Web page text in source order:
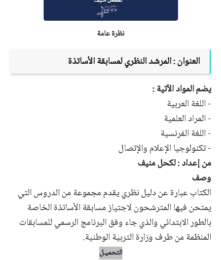
نظرة عامة
العنوان : المرشد النظري لمسابقة الأساتذة
يضم المواد الآتية :
- اللغة العربية
- المراد العلمية
-اللغة الفرنسية
- تكنولوجيا الإعلام والإتصال
من إعداد : لكحل منيف
وصف
الكتاب عبارة عن دليل نظري يقدم مجموعة من الدروس التي
يمتحن فيها المترشحون لاجتياز مسابقة الأساتذة الخاصة
بالطور الابتدائي والذي جاء وفق البرنامج الرسمي للمسابقات
المنظمة من طرف وزارة التربية الوطنية.
التحميـل